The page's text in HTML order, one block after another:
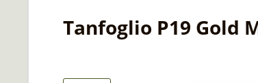
Tanfoglio P19 Gold